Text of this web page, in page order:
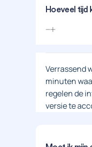
Hoeveel tijd
Verrassend
minuten
regelen de
versie te